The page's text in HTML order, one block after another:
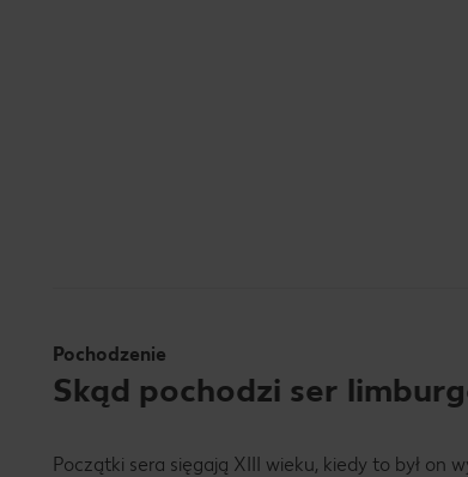
Pochodzenie
Skąd pochodzi ser
Początki sera sięgają XIII wieku, kiedy to był